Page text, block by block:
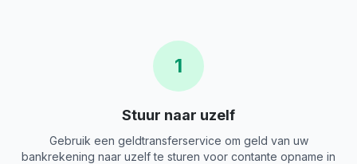
1
Stuur naar uzelf
Gebruik een geldtransferservice om geld van uw
bankrekening naar uzelf te sturen voor contante opname in